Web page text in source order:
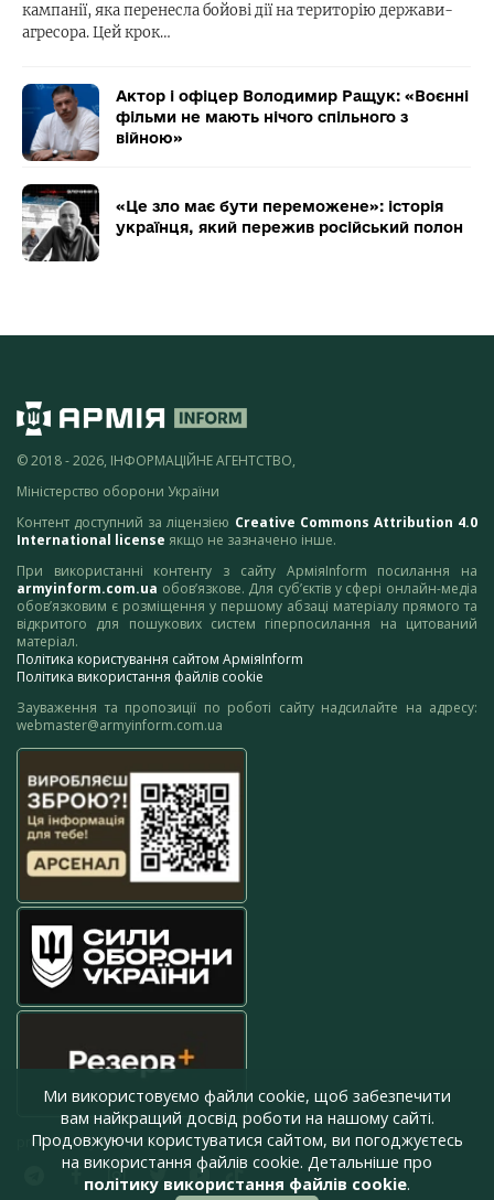
кампанії, яка перенесла бойові дії на територію держави-
агресора. Цей крок…
Актор і офіцер Володимир Ращук: «Воєнні
фільми не мають нічого спільного з
війною»
«Це зло має бути переможене»: історія
українця, який пережив російський полон
© 2018 - 2026, ІНФОРМАЦІЙНЕ АГЕНТСТВО,
Міністерство оборони України
Контент доступний за ліцензією Creative Commons Attribution 4.0
International license якщо не зазначено інше.
При використанні контенту з сайту АрміяInform посилання на
armyinform.com.ua обов’язкове. Для суб’єктів у сфері онлайн-медіа
обов’язковим є розміщення у першому абзаці матеріалу прямого та
відкритого для пошукових систем гіперпосилання на цитований
матеріал.
Політика користування сайтом АрміяInform
Політика використання файлів cookie
Зауваження та пропозиції по роботі сайту надсилайте на адресу:
webmaster@armyinform.com.ua
press@armyinform.com.ua
Ми використовуємо файли cookie, щоб забезпечити
вам найкращий досвід роботи на нашому сайті.
Продовжуючи користуватися сайтом, ви погоджуєтесь
на використання файлів cookie. Детальніше про
політику використання файлів cookie.